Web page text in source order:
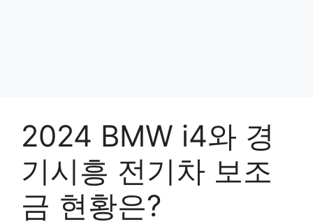
2024 BMW i4와 경
기시흥 전기차 보조
금 현황은?